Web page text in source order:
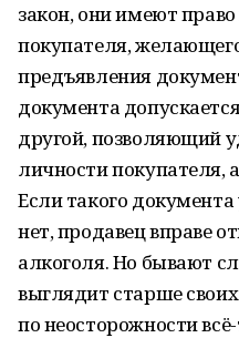
закон, они имеют
покупателя,
предъявления
документа
другой, позволяющий
личности покупателя,
Если такого
нет, продавец вправе
алкоголя. Но бывают
выглядит старше
по неосторожности